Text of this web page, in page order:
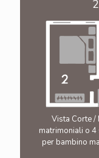
Vista Corte /
matrimoniali o
per bambino